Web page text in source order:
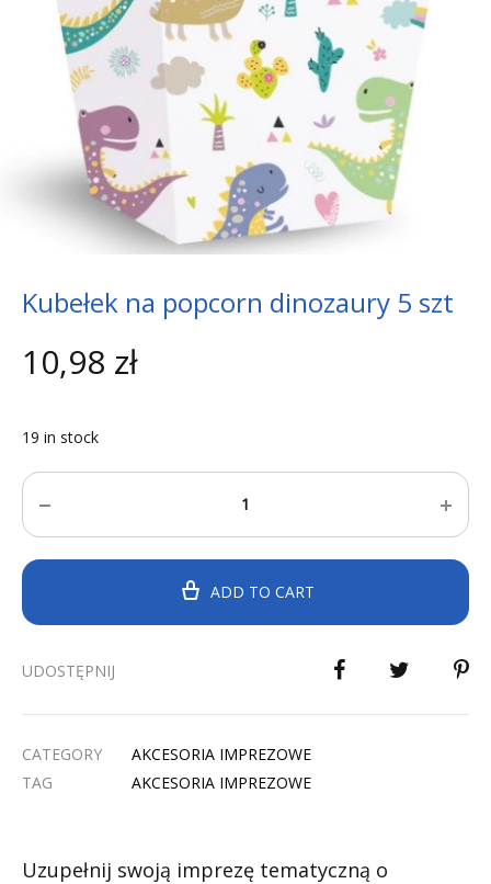
Kubełek na popcorn dinozaury 5 szt
10,98 zł
19 in stock
Quantity
ADD TO CART
UDOSTĘPNIJ
CATEGORY
AKCESORIA IMPREZOWE
TAG
AKCESORIA IMPREZOWE
Uzupełnij swoją imprezę tematyczną o